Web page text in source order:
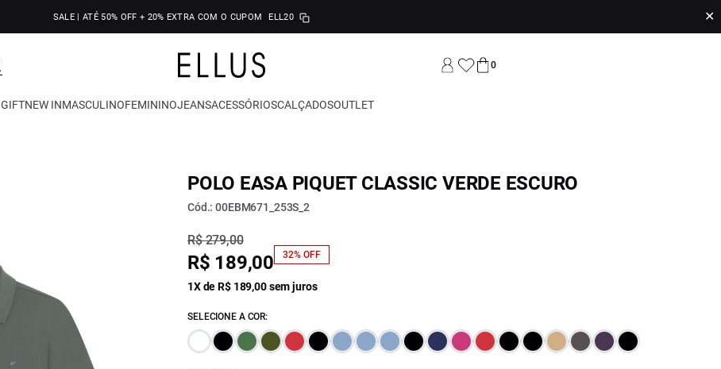
SALE | ATÉ 50% OFF + 20% EXTRA COM O CUPOM ELL20 ✕
0
GIFTNEW INMASCULINOFEMININOJEANSACESSÓRIOSCALÇADOSOUTLET
POLO EASA PIQUET CLASSIC VERDE ESCURO
Cód.: 00EBM671_253S_2
R$ 279,00
R$ 189,00 32% OFF
1X de R$ 189,00 sem juros
SELECIONE A COR: